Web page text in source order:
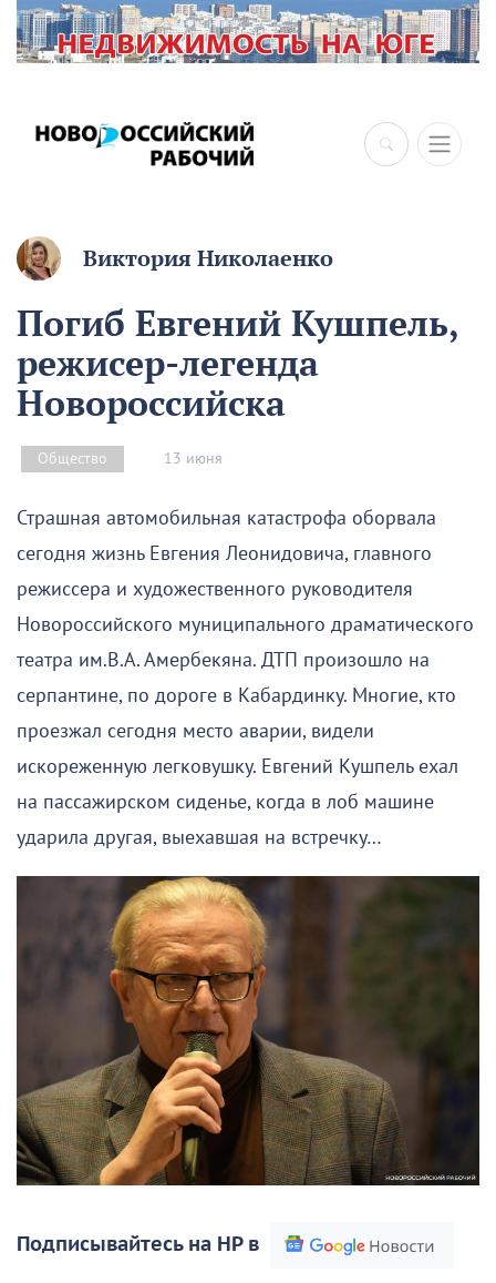
×
Виктория Николаенко
Погиб Евгений Кушпель,
режисер-легенда
Новороссийска
Общество 13 июня
Страшная автомобильная катастрофа оборвала
сегодня жизнь Евгения Леонидовича, главного
режиссера и художественного руководителя
Новороссийского муниципального драматического
театра им.В.А. Амербекяна. ДТП произошло на
серпантине, по дороге в Кабардинку. Многие, кто
проезжал сегодня место аварии, видели
искореженную легковушку. Евгений Кушпель ехал
на пассажирском сиденье, когда в лоб машине
ударила другая, выехавшая на встречку…
Подписывайтесь на НР в